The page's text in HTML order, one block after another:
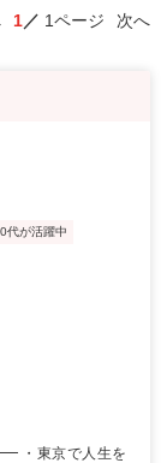
1 1ページ 次へ
代が活躍中
京で人生を